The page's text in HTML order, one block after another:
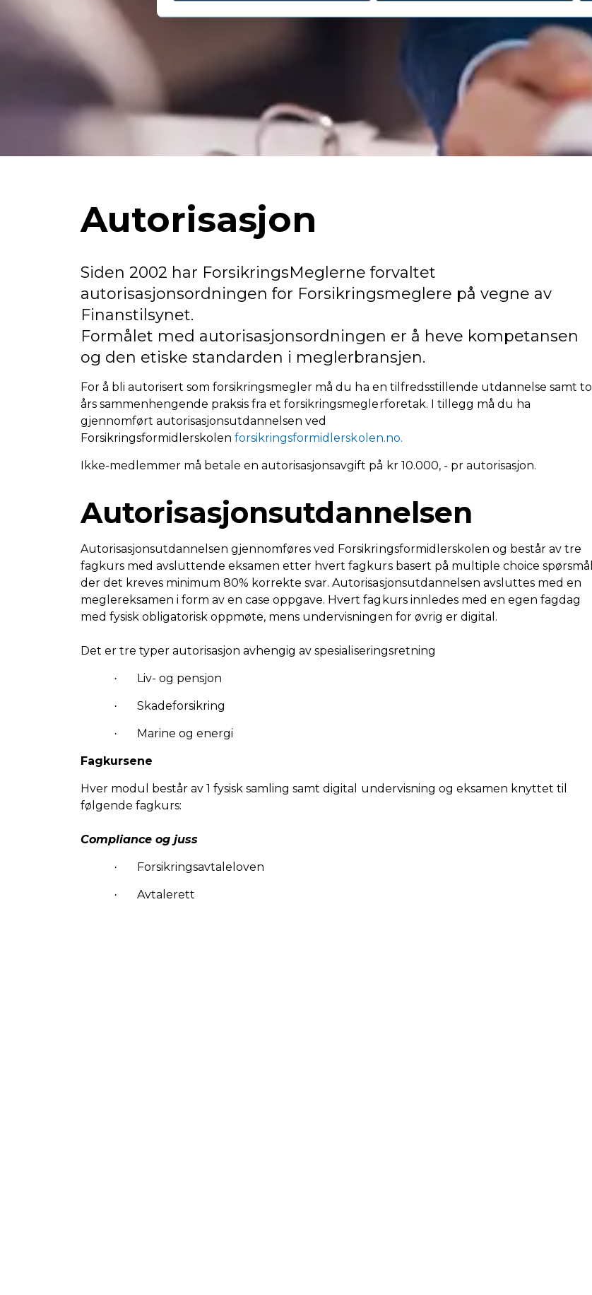
Autorisasjon
Siden 2002 har ForsikringsMeglerne forvaltet
autorisasjonsordningen for Forsikringsmeglere på vegne av
Finanstilsynet.
Formålet med autorisasjonsordningen er å heve kompetansen
og den etiske standarden i meglerbransjen.
For å bli autorisert som forsikringsmegler må du ha en tilfredsstillende utdannelse samt to
års sammenhengende praksis fra et forsikringsmeglerforetak. I tillegg må du ha
gjennomført autorisasjonsutdannelsen ved
Forsikringsformidlerskolenforsikringsformidlerskolen.no.
Ikke-medlemmer må betale en autorisasjonsavgift på kr 10.000, - pr autorisasjon.
Autorisasjonsutdannelsen
Autorisasjonsutdannelsen gjennomføres ved Forsikringsformidlerskolen og består av tre
fagkurs med avsluttende eksamen etter hvert fagkurs basert på multiple choice spørsmål
der det kreves minimum 80% korrekte svar. Autorisasjonsutdannelsen avsluttes med en
meglereksamen i form av en case oppgave. Hvert fagkurs innledes med en egen fagdag
med fysisk obligatorisk oppmøte, mens undervisningen for øvrig er digital.
Det er tre typer autorisasjon avhengig av spesialiseringsretning
· Liv- og pensjon
·Skadeforsikring
· Marine og energi
Fagkursene
Hver modul består av 1 fysisk samling samt digital undervisning og eksamen knyttet til
følgende fagkurs:
Compliance og juss
· Forsikringsavtaleloven
·Avtalerett